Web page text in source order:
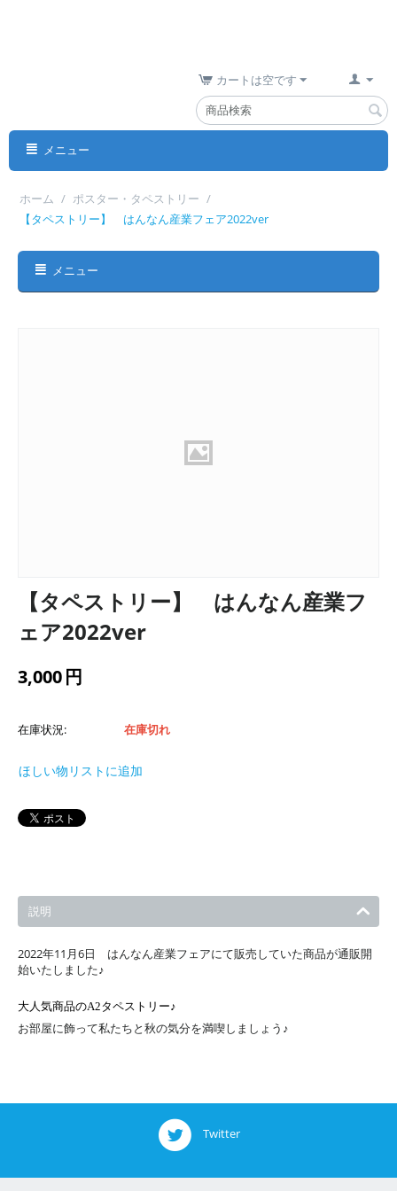
カートは空です
メニュー
ホーム / ポスター・タペストリー /
【タペストリー】 はんなん産業フェア2022ver
メニュー
【タペストリー】 はんなん産業フ
ェア2022ver
3,000円
在庫状況: 在庫切れ
ほしい物リストに追加
説明
2022年11月6日 はんなん産業フェアにて販売していた商品が通販開
始いたしました♪
大人気商品のA2タペストリー♪
お部屋に飾って私たちと秋の気分を満喫しましょう♪
Twitter